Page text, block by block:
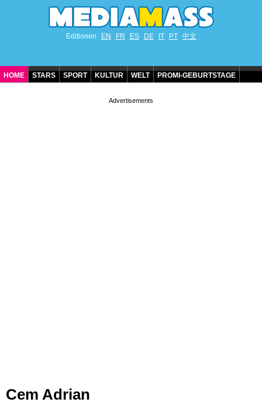
Editionen EN FR ES DE IT PT 中文
HOME STARS SPORT KULTUR WELT PROMI-GEBURTSTAGE
Cem Adrian